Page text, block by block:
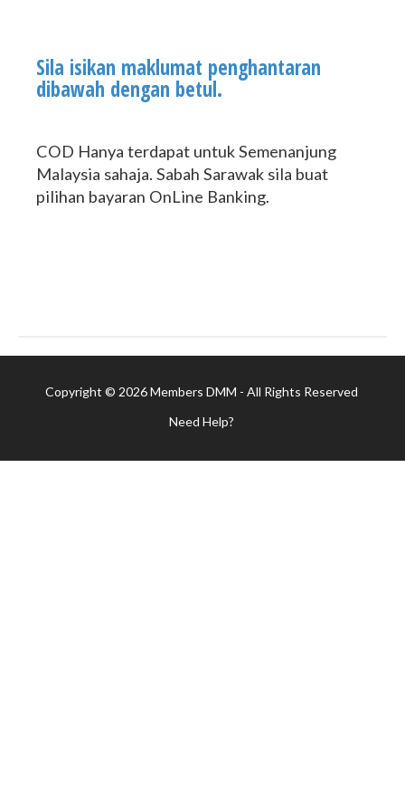
Sila isikan maklumat penghantaran
dibawah dengan betul.
COD Hanya terdapat untuk Semenanjung
Malaysia sahaja. Sabah Sarawak sila buat
pilihan bayaran OnLine Banking.
Copyright © 2026 Members DMM - All Rights Reserved
Need Help?